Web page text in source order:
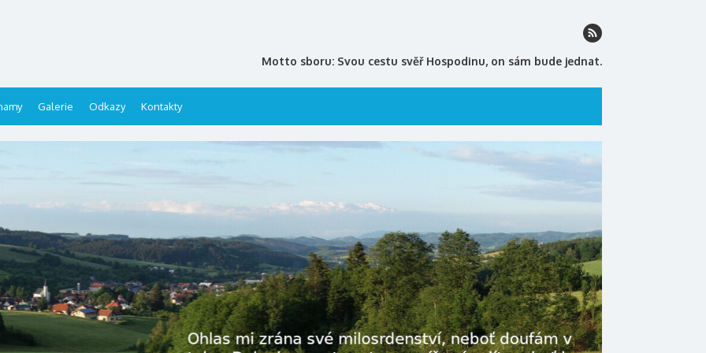
Motto sboru: Svou cestu svěř Hospodinu, on sám bude jednat.
Galerie Odkazy Kontakty